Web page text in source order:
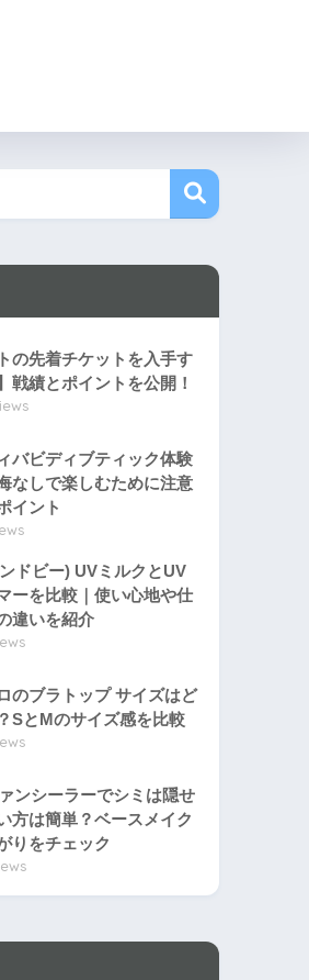
の先着チケットを入手す
戦績とポイントを公開！
バビディブティック体験
なしで楽しむために注意
イント
ドビー) UVミルクとUV
ーを比較｜使い心地や仕
違いを紹介
のブラトップ サイズはど
SとMのサイズ感を比較
ンシーラーでシミは隠せ
方は簡単？ベースメイク
りをチェック